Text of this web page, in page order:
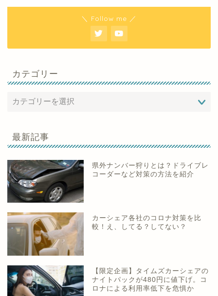
＼ Follow me ／
カテゴリー
最新記事
県外ナンバー狩りとは？ドライブレ
コーダーなど対策の方法を紹介
カーシェア各社のコロナ対策を比
較！え、してる？してない？
【限定企画】タイムズカーシェアの
ナイトパックが480円に値下げ。コ
ロナによる利用率低下を危惧か